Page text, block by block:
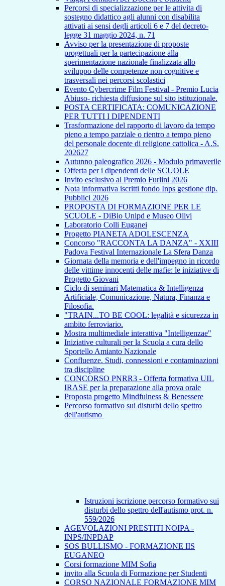
Percorsi di specializzazione per le attivita di
sostegno didattico agli alunni con disabilita
attivati ai sensi degli articoli 6 e 7 del decreto-
legge 31 maggio 2024, n. 71
Avviso per la presentazione di proposte
progettuali per la partecipazione alla
sperimentazione nazionale finalizzata allo
sviluppo delle competenze non cognitive e
trasversali nei percorsi scolastici
Evento Cybercrime Film Festival - Premio Lucia
Abiuso- richiesta diffusione sul sito istituzionale.
POSTA CERTIFICATA: COMUNICAZIONE
PER TUTTI I DIPENDENTI
Trasformazione del rapporto di lavoro da tempo
pieno a tempo parziale o rientro a tempo pieno
del personale docente di religione cattolica - A.S.
202627
Autunno paleografico 2026 - Modulo primaverile
Offerta per i dipendenti delle SCUOLE
Invito esclusivo al Premio Furlini 2026
Nota informativa iscritti fondo Inps gestione dip.
Pubblici 2026
PROPOSTA DI FORMAZIONE PER LE
SCUOLE - DiBio Unipd e Museo Olivi
Laboratorio Colli Euganei
Progetto PIANETA ADOLESCENZA
Concorso "RACCONTA LA DANZA" - XXIII
Padova Festival Internazionale La Sfera Danza
Giornata della memoria e dell'impegno in ricordo
delle vittime innocenti delle mafie: le iniziative di
Progetto Giovani
Ciclo di seminari Matematica & Intelligenza
Artificiale, Comunicazione, Natura, Finanza e
Filosofia.
"TRAIN...TO BE COOL: legalità e sicurezza in
ambito ferroviario.
Mostra multimediale interattiva "Intelligenzae"
Iniziative culturali per la Scuola a cura dello
Sportello Amianto Nazionale
Confluenze. Studi, connessioni e contaminazioni
tra discipline
CONCORSO PNRR3 - Offerta formativa UIL
IRASE per la preparazione alla prova orale
Proposta progetto Mindfulness & Benessere
Percorso formativo sui disturbi dello spettro
dell'autismo
Istruzioni iscrizione percorso formativo sui
disturbi dello spettro dell'autismo prot. n.
559/2026
AGEVOLAZIONI PRESTITI NOIPA -
INPS/INPDAP
SOS BULLISMO - FORMAZIONE IIS
EUGANEO
Corsi formazione MIM Sofia
invito alla Scuola di Formazione per Studenti
CORSO NAZIONALE FORMAZIONE MIM